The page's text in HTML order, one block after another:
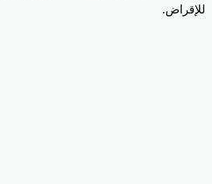
للإقراض.